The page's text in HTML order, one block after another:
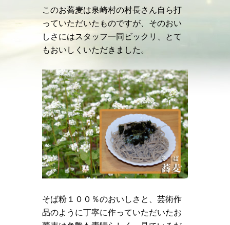
このお蕎麦は泉崎村の村長さん自ら打
っていただいたものですが、そのおい
しさにはスタッフ一同ビックリ、とて
もおいしくいただきました。
そば粉１００％のおいしさと、芸術作
品のように丁寧に作っていただいたお